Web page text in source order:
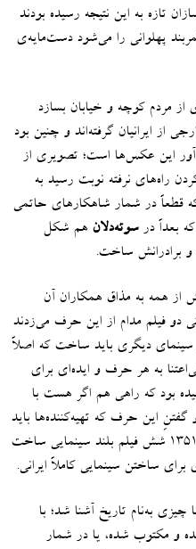
تازه به این نتیجه رسیده بودند
پهلوانی را می‌شود دست‌مایه‌ی
از مردم کوچه و خیابان بسازد
ایرانیان گرفته‌اند و چنین بود
این عکس‌ها است؛ تصویری از
راه‌های نرفته نوبت رسید به
قطعاً در شمار شاهکارهای حاتمی
بعداً درسوته‌دلان هم شکل
برادرانش ساخت.
از همه به مذاق همکاران آن
دو فیلم مدام از این حرف می‌زدند
سینمای دیگری باید ساخت که اصلاً
به هر حرف و ایده‌ای برای
بود که راهی هم اگر هست با
این حرف که تهیه‌کننده‌ها باید
این بود که از ۱۳۴۹ تا ۱۳۵۱ شش فیلم بلند سینمایی ساخت
برای ساختن سینمایی کاملاً ایرانی.
چیزی به‌نام تاریخ آشنا شد؛ با
و مکتوب شده، یا در شمار